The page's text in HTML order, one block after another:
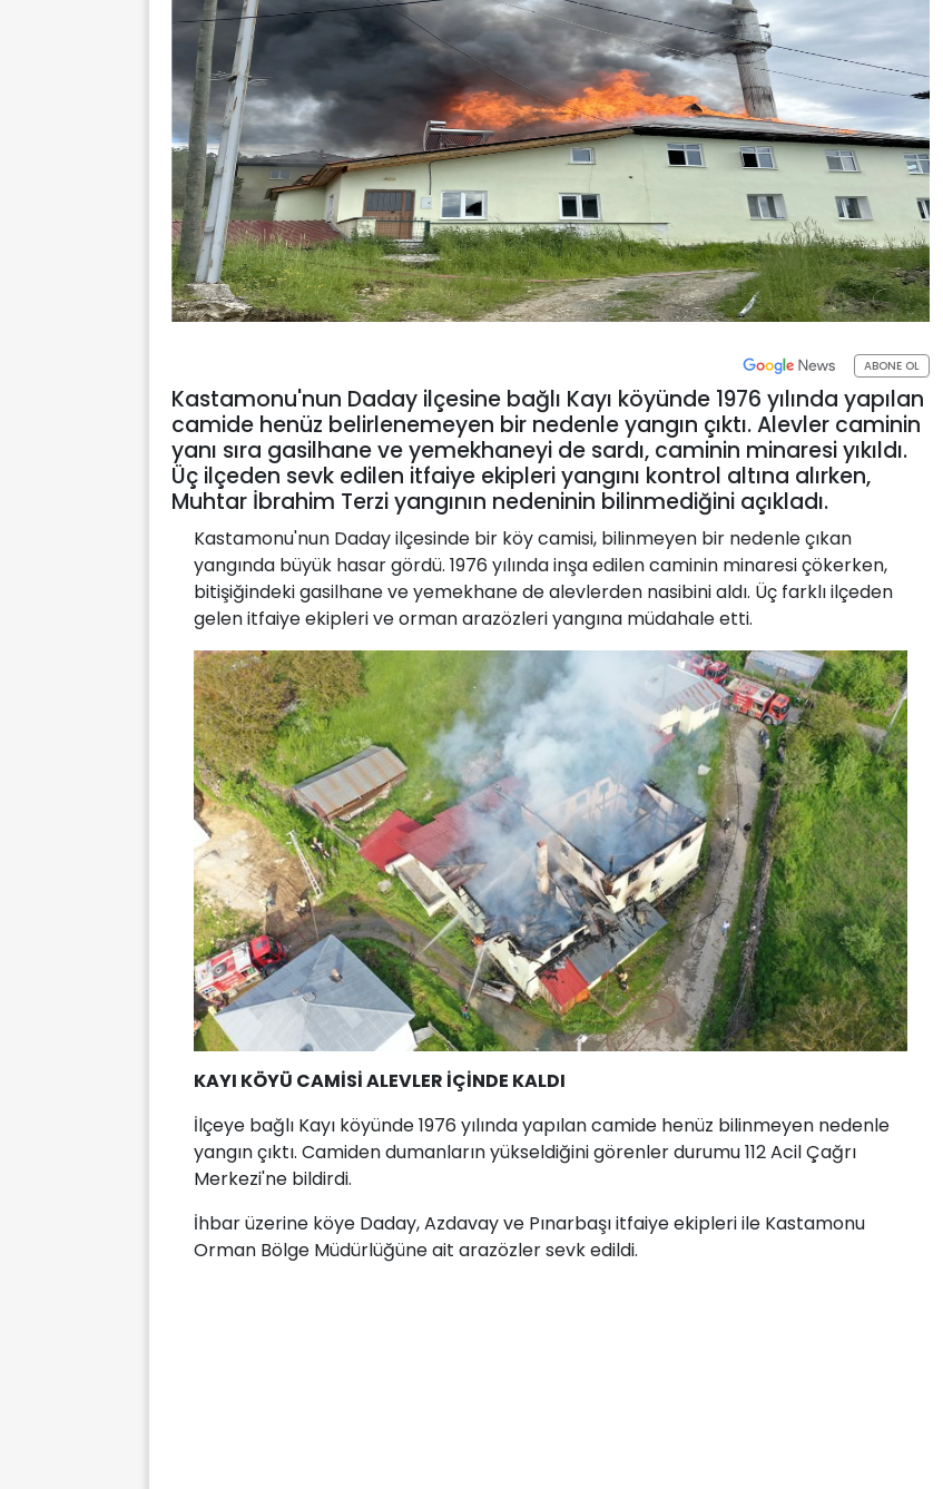
ABONE OL
Kastamonu'nun Daday ilçesine bağlı Kayı köyünde 1976 yılında yapılan
camide henüz belirlenemeyen bir nedenle yangın çıktı. Alevler caminin
yanı sıra gasilhane ve yemekhaneyi de sardı, caminin minaresi yıkıldı.
Üç ilçeden sevk edilen itfaiye ekipleri yangını kontrol altına alırken,
Muhtar İbrahim Terzi yangının nedeninin bilinmediğini açıkladı.
Kastamonu'nun Daday ilçesinde bir köy camisi, bilinmeyen bir nedenle çıkan
yangında büyük hasar gördü. 1976 yılında inşa edilen caminin minaresi çökerken,
bitişiğindeki gasilhane ve yemekhane de alevlerden nasibini aldı. Üç farklı ilçeden
gelen itfaiye ekipleri ve orman arazözleri yangına müdahale etti.
KAYI KÖYÜ CAMİSİ ALEVLER İÇİNDE KALDI
İlçeye bağlı Kayı köyünde 1976 yılında yapılan camide henüz bilinmeyen nedenle
yangın çıktı. Camiden dumanların yükseldiğini görenler durumu 112 Acil Çağrı
Merkezi'ne bildirdi.
İhbar üzerine köye Daday, Azdavay ve Pınarbaşı itfaiye ekipleri ile Kastamonu
Orman Bölge Müdürlüğüne ait arazözler sevk edildi.